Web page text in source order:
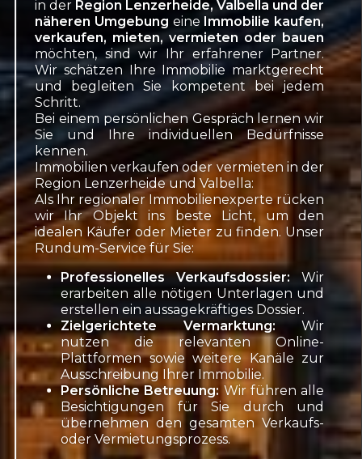
in der Region Lenzerheide, Valbella und der
näheren Umgebung eine Immobilie kaufen,
verkaufen, mieten, vermieten oder bauen
möchten, sind wir Ihr erfahrener Partner.
Wir schätzen Ihre Immobilie marktgerecht
und begleiten Sie kompetent bei jedem
Schritt.
Bei einem persönlichen Gespräch lernen wir
Sie und Ihre individuellen Bedürfnisse
kennen.
Immobilien verkaufen oder vermieten in der
Region Lenzerheide und Valbella:
Als Ihr regionaler Immobilienexperte rücken
wir Ihr Objekt ins beste Licht, um den
idealen Käufer oder Mieter zu finden. Unser
Rundum-Service für Sie:
Professionelles Verkaufsdossier: Wir
erarbeiten alle nötigen Unterlagen und
erstellen ein aussagekräftiges Dossier.
Zielgerichtete Vermarktung:Wir
nutzen die relevanten Online-
Plattformen sowie weitere Kanäle zur
Ausschreibung Ihrer Immobilie.
Persönliche Betreuung: Wir führen alle
Besichtigungen für Sie durch und
übernehmen den gesamten Verkaufs-
oder Vermietungsprozess.